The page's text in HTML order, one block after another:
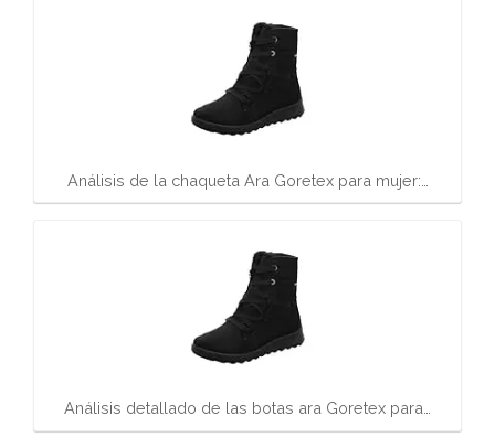
Análisis de la chaqueta Ara Goretex para mujer:…
Análisis detallado de las botas ara Goretex para…